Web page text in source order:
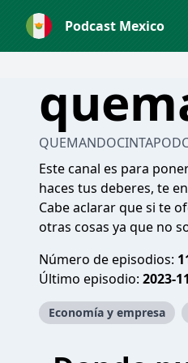
Podcast Mexico
Este canal es para
haces tus deberes, te
Cabe aclarar que si te
otras cosas ya que no
Número de episodios:
Último episodio: 2023-
Economía y empresa